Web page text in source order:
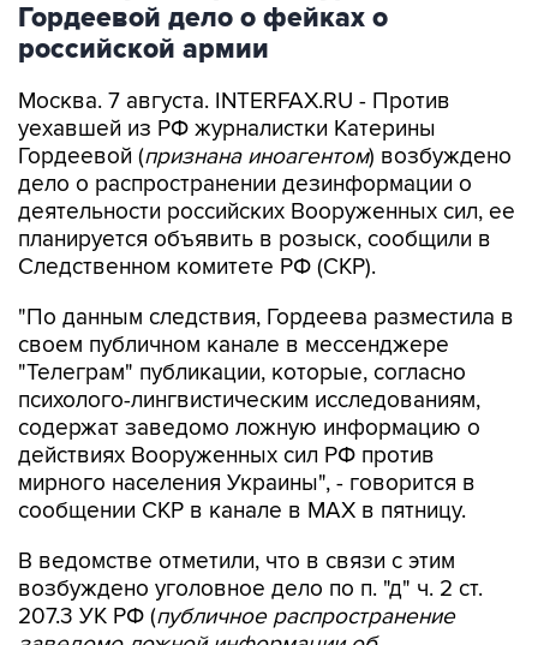
Гордеевой дело о фейках о
российской армии
Москва. 7 августа. INTERFAX.RU - Против
уехавшей из РФ журналистки Катерины
Гордеевой (признана иноагентом) возбуждено
дело о распространении дезинформации о
деятельности российских Вооруженных сил, ее
планируется объявить в розыск, сообщили в
Следственном комитете РФ (СКР).
"По данным следствия, Гордеева разместила в
своем публичном канале в мессенджере
"Телеграм" публикации, которые, согласно
психолого-лингвистическим исследованиям,
содержат заведомо ложную информацию о
действиях Вооруженных сил РФ против
мирного населения Украины", - говорится в
сообщении СКР в канале в MAX в пятницу.
В ведомстве отметили, что в связи с этим
возбуждено уголовное дело по п. "д" ч. 2 ст.
207.3 УК РФ (публичное распространение